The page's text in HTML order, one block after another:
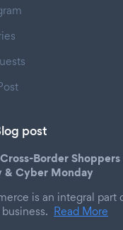
post
Border Shoppers
& Cyber Monday
is an integral part
Read More